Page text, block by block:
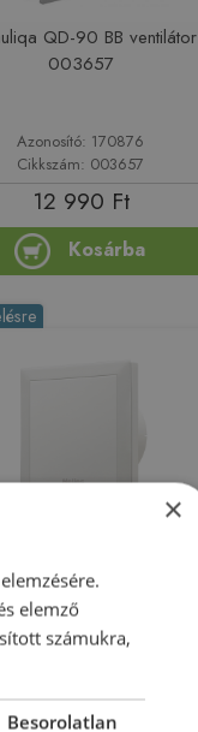
QD-90 BB ventilátor
003657
Azonosító: 170876
Cikkszám: 003657
12 990 Ft
Kosárba
Minivent M1/120 F
ventilátor
H00006364
Cikkszám: H00006364
×
elemző
számukra,
Besorolatlan